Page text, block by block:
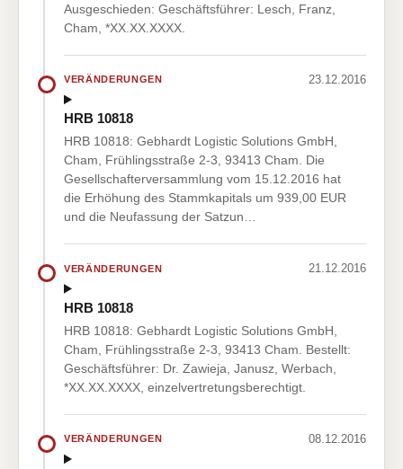
Ausgeschieden: Geschäftsführer: Lesch, Franz,
Cham, *XX.XX.XXXX.
VERÄNDERUNGEN 23.12.2016
HRB 10818
HRB 10818: Gebhardt Logistic Solutions GmbH,
Cham, Frühlingsstraße 2-3, 93413 Cham. Die
Gesellschafterversammlung vom 15.12.2016 hat
die Erhöhung des Stammkapitals um 939,00 EUR
und die Neufassung der Satzun…
VERÄNDERUNGEN 21.12.2016
HRB 10818
HRB 10818: Gebhardt Logistic Solutions GmbH,
Cham, Frühlingsstraße 2-3, 93413 Cham. Bestellt:
Geschäftsführer: Dr. Zawieja, Janusz, Werbach,
*XX.XX.XXXX, einzelvertretungsberechtigt.
VERÄNDERUNGEN 08.12.2016